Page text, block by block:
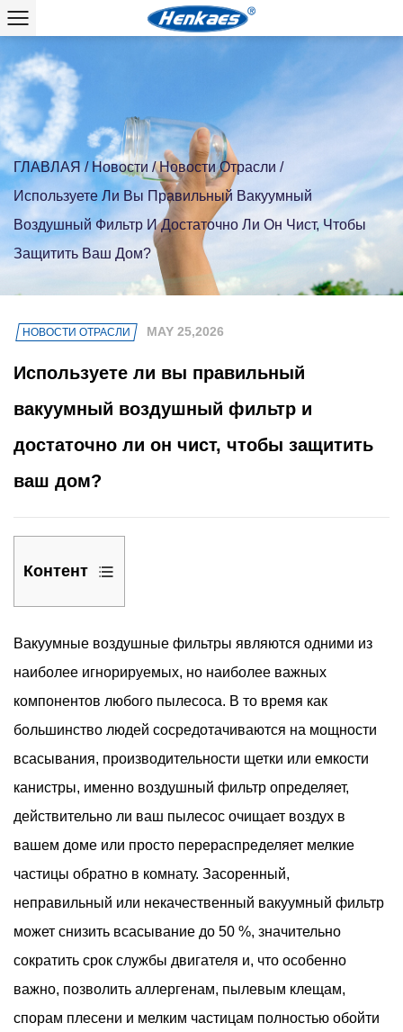
ГЛАВЛАЯ/ Новости /Новости Отрасли /
Используете Ли Вы Правильный Вакуумный
Воздушный Фильтр И Достаточно Ли Он Чист, Чтобы
Защитить Ваш Дом?
НОВОСТИ ОТРАСЛИ MAY 25,2026
Используете ли вы правильный
вакуумный воздушный фильтр и
достаточно ли он чист, чтобы защитить
ваш дом?
Контент
1
вакуумные
воздушные
фильтры
и
2
Основные
типы
вакуумных
фильтров
2.1
НЕРА-
Вакуумные воздушные фильтры являются одними из
наиболее игнорируемых, но наиболее важных
компонентов любого пылесоса. В то время как
большинство людей сосредотачиваются на мощности
всасывания, производительности щетки или емкости
канистры, именно воздушный фильтр определяет,
действительно ли ваш пылесос очищает воздух в
вашем доме или просто перераспределяет мелкие
частицы обратно в комнату. Засоренный,
неправильный или некачественный вакуумный фильтр
может снизить всасывание до 50 %, значительно
сократить срок службы двигателя и, что особенно
важно, позволить аллергенам, пылевым клещам,
спорам плесени и мелким частицам полностью обойти